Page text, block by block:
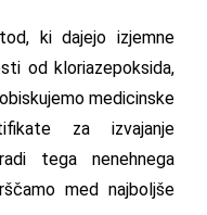
ki dajejo izjemne
od kloriazepoksida,
medicinske
za izvajanje
tega nenehnega
med najboljše